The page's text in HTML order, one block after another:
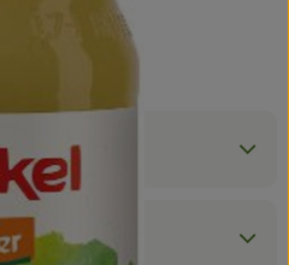
No suitable